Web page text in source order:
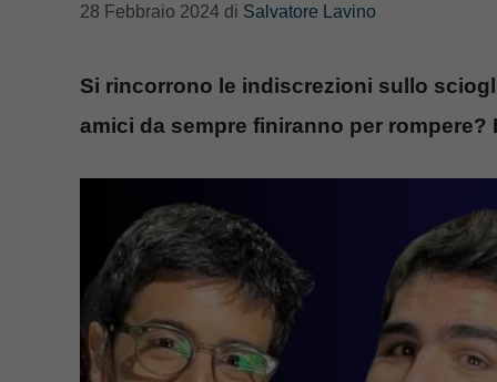
28 Febbraio 2024 di Salvatore Lavino
Si rincorrono le indiscrezioni sullo
amici da sempre finiranno per